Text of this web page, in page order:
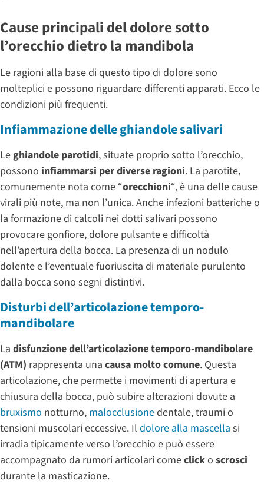
Cause principali del dolore sotto
l’orecchio dietro la mandibola
Le ragioni alla base di questo tipo di dolore sono
molteplici e possono riguardare differenti apparati. Ecco le
condizioni più frequenti.
Infiammazione delle ghiandole salivari
Le ghiandole parotidi, situate proprio sotto l’orecchio,
possono infiammarsi per diverse ragioni. La parotite,
comunemente nota come “orecchioni“, è una delle cause
virali più note, ma non l’unica. Anche infezioni batteriche o
la formazione di calcoli nei dotti salivari possono
provocare gonfiore, dolore pulsante e difficoltà
nell’apertura della bocca. La presenza di un nodulo
dolente e l’eventuale fuoriuscita di materiale purulento
dalla bocca sono segni distintivi.
Disturbi dell’articolazione temporo-
mandibolare
La disfunzione dell’articolazione temporo-mandibolare
(ATM) rappresenta una causa molto comune. Questa
articolazione, che permette i movimenti di apertura e
chiusura della bocca, può subire alterazioni dovute a
bruxismo notturno, malocclusione dentale, traumi o
tensioni muscolari eccessive. Il dolore alla mascella si
irradia tipicamente verso l’orecchio e può essere
accompagnato da rumori articolari comeclicko scrosci
durante la masticazione.